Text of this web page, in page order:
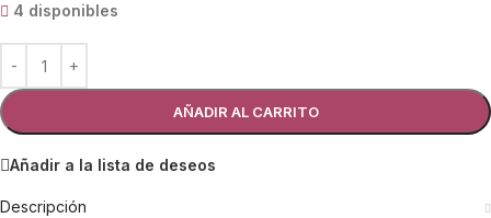
4 disponibles
AÑADIR AL CARRITO
Añadir a la lista de deseos
Descripción